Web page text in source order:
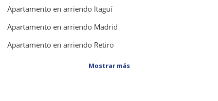
Apartamento en arriendo Itaguí
Apartamento en arriendo Madrid
Apartamento en arriendo Retiro
Mostrar más